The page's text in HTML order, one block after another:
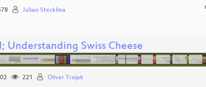
Julian Stecklina
Understanding Swiss Cheese
221 Oliver Trojak